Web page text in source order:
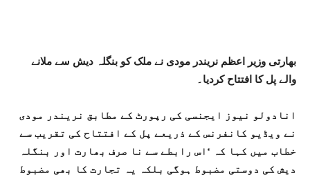
بھارتی وزیر اعظم نریندر مودی نے ملک کو بنگلہ دیش سے ملانے
والے پل کا افتتاح کردیا۔
انادولو نیوز ایجنسی کی رپورٹ کے مطابق نریندر مودی
نے ویڈیو کانفرنس کے ذریعے پل کے افتتاح کی تقریب سے
خطاب میں کہا کہ ‘اس رابطے سے نا صرف بھارت اور بنگلہ
دیش کی دوستی مضبوط ہوگی بلکہ یہ تجارت کا بھی مضبوط